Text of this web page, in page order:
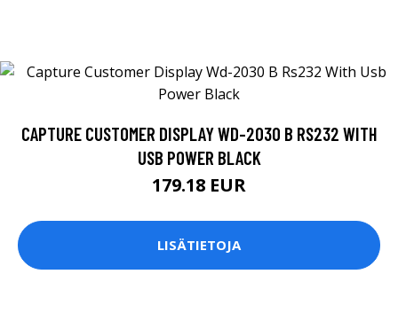
CAPTURE CUSTOMER DISPLAY WD-2030 B RS232 WITH
USB POWER BLACK
179.18 EUR
LISÄTIETOJA